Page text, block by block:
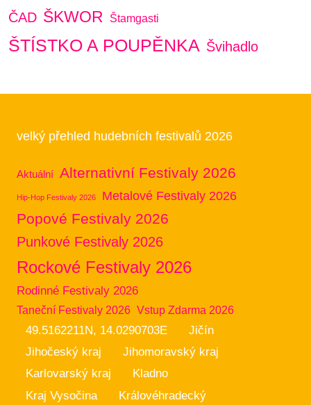
ČAD ŠKWOR Štamgasti
ŠTÍSTKO A POUPĚNKA Švihadlo
velký přehled hudebních festivalů 2026
Aktuální Alternativní Festivaly 2026
Hip-Hop Festivaly 2026 Metalové Festivaly 2026
Popové Festivaly 2026
Punkové Festivaly 2026
Rockové Festivaly 2026
Rodinné Festivaly 2026
Taneční Festivaly 2026 Vstup Zdarma 2026
49.5162211N, 14.0290703E
Jičín
Jihočeský kraj
Jihomoravský kraj
Karlovarský kraj
Kladno
Kraj Vysočina
Královéhradecký